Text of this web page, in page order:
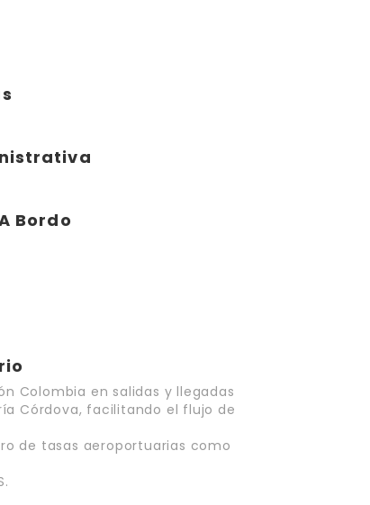
Bordo
Colombia en salidas y llegadas
Córdova, facilitando el flujo de
de tasas aeroportuarias como